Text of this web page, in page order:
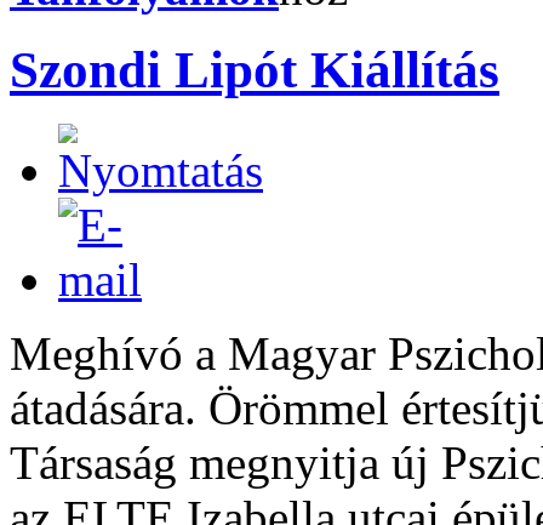
Szondi Lipót Kiállítás
Meghívó a Magyar
átadására. Örömmel
Társaság megnyitja új